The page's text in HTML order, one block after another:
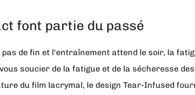
font partie du passé
de fin et l'entraînement attend le soir, la
soucier de la fatigue et de la sécheresse
du film lacrymal, le design Tear-Infused